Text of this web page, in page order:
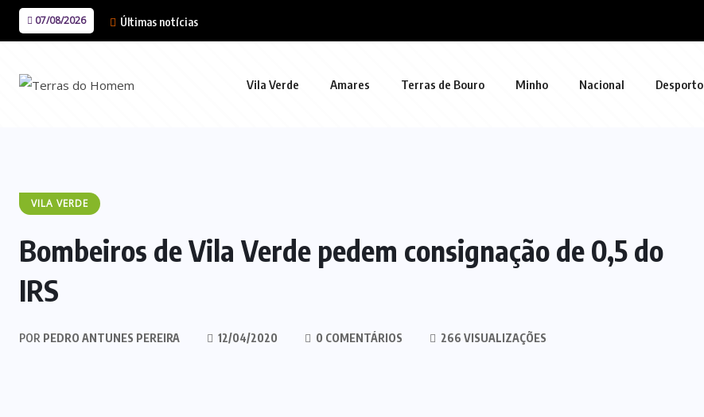
07/08/2026 Últimas notícias
Vila Verde Amares Terras de Bouro Minho Nacional Desporto
VILA VERDE
Bombeiros de Vila Verde pedem consignação de 0,5 do
IRS
POR PEDRO ANTUNES PEREIRA 12/04/2020 0 COMENTÁRIOS 266 VISUALIZAÇÕES